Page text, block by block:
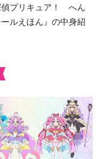
偵プリキュア！ へん
ールえほん』の中身紹